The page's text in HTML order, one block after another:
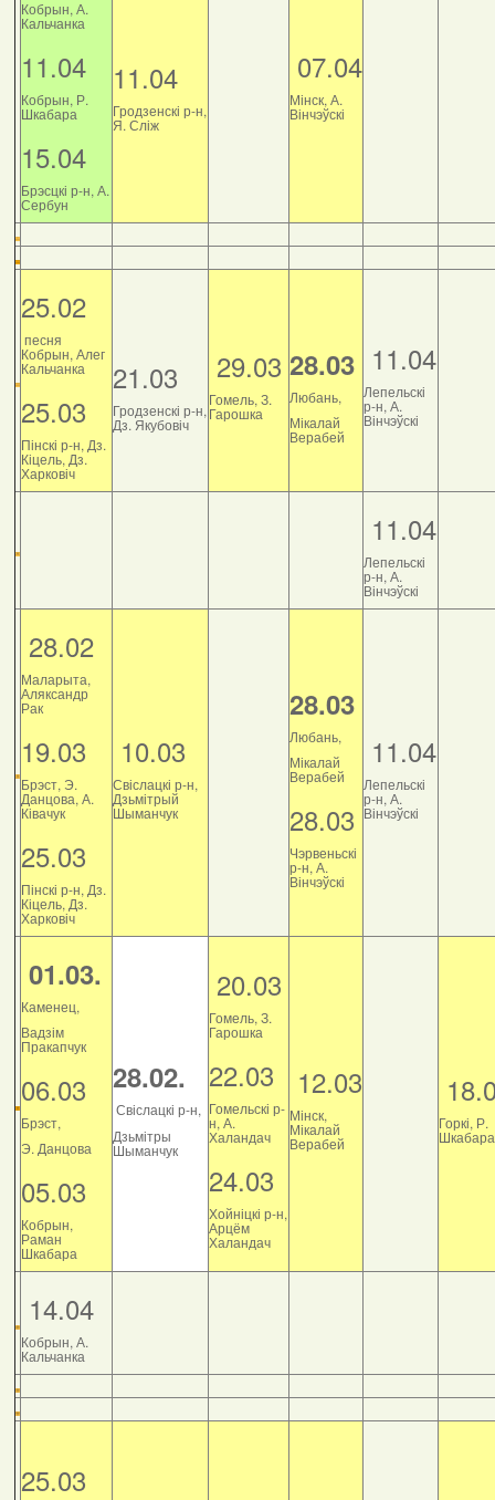
Кобрын, А.
Кальчанка
11.04
Кобрын, Р.
Шкабара
15.04
Брэсцкі р-н, А.
Сербун
11.04
Гродзенскі р-н,
Я. Сліж
07.04
Мінск, А.
Вінчэўскі
25.02
песня
Кобрын, Алег
Кальчанка
25.03
Пінскі р-н, Дз.
Кіцель, Дз.
Харковіч
21.03
Гродзенскі р-н,
Дз. Якубовіч
29.03
Гомель, З.
Гарошка
28.03
Любань,
Мікалай
Верабей
11.04
Лепельскі
р-н, А.
Вінчэўскі
11.04
Лепельскі
р-н, А.
Вінчэўскі
28.02
Маларыта,
Аляксандр
Рак
19.03
Брэст, Э.
Данцова, А.
Ківачук
25.03
Пінскі р-н, Дз.
Кіцель, Дз.
Харковіч
10.03
Свіслацкі р-н,
Дзьмітрый
Шыманчук
28.03
Любань,
Мікалай
Верабей
28.03
Чэрвеньскі
р-н, А.
Вінчэўскі
11.04
Лепельскі
р-н, А.
Вінчэўскі
01.03.
Каменец,
Вадзім
Пракапчук
06.03
Брэст,
Э. Данцова
05.03
Кобрын,
Раман
Шкабара
28.02.
Свіслацкі р-н,
Дзьмітры
Шыманчук
20.03
Гомель, З.
Гарошка
22.03
Гомельскі р-
н, А.
Халандач
24.03
Хойніцкі р-н,
Арцём
Халандач
12.03
Мінск,
Мікалай
Верабей
Горкі, Р.
Шкабара
14.04
Кобрын, А.
Кальчанка
25.03